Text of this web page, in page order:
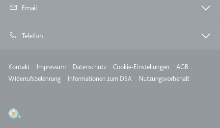
Funktionalität von YouTube-
Videoinhalten auf der Website.
Email
Telefon
Meta
Kontakt Impressum Datenschutz Cookie-Einstellungen
AGB
Widerrufsbelehrung
Informationen zum DSA Nutzungsvorbehalt